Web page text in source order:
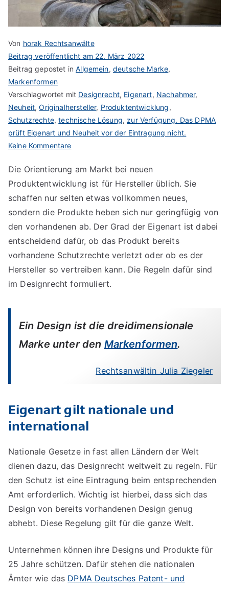
Von horak Rechtsanwälte
Beitrag veröffentlicht am 22. März 2022
Beitrag gepostet inAllgemein, deutsche Marke,
Markenformen
Verschlagwortet mit Designrecht, Eigenart, Nachahmer,
Neuheit,Originalhersteller, Produktentwicklung,
Schutzrechte,technische Lösung, zur Verfügung. Das DPMA
prüft Eigenart und Neuheit vor der Eintragung nicht.
Keine Kommentarezu
ist
entscheidend
Die Orientierung am Markt bei neuen
Produktentwicklung ist für Hersteller üblich. Sie
schaffen nur selten etwas vollkommen neues,
sondern die Produkte heben sich nur geringfügig von
den vorhandenen ab. Der Grad der Eigenart ist dabei
entscheidend dafür, ob das Produkt bereits
vorhandene Schutzrechte verletzt oder ob es der
Hersteller so vertreiben kann. Die Regeln dafür sind
im Designrecht formuliert.
Ein Design ist die dreidimensionale
Marke unter den Markenformen.
Rechtsanwältin Julia Ziegeler
Eigenart gilt nationale und
international
Nationale Gesetze in fast allen Ländern der Welt
dienen dazu, das Designrecht weltweit zu regeln. Für
den Schutz ist eine Eintragung beim entsprechenden
Amt erforderlich. Wichtig ist hierbei, dass sich das
Design von bereits vorhandenen Design genug
abhebt. Diese Regelung gilt für die ganze Welt.
Unternehmen können ihre Designs und Produkte für
25 Jahre schützen. Dafür stehen die nationalen
Ämter wie das DPMA Deutsches Patent- und